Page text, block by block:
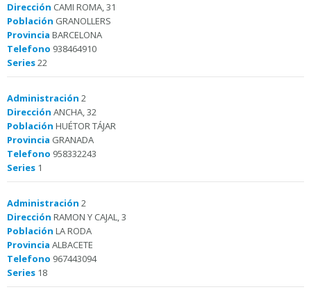
Dirección CAMI ROMA, 31
Población GRANOLLERS
Provincia BARCELONA
Telefono 938464910
Series22
Administración 2
Dirección ANCHA, 32
Población HUÉTOR TÁJAR
Provincia GRANADA
Telefono 958332243
Series 1
Administración 2
Dirección RAMON Y CAJAL, 3
Población LA RODA
Provincia ALBACETE
Telefono 967443094
Series 18